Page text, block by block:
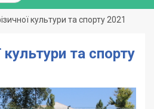
культури та спорту 2021
та спорту